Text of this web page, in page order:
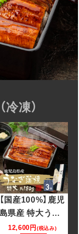
凍）
【国産100%】鹿児
島県産 特大うな
ぎの蒲焼 約
12,600円 (税込み)